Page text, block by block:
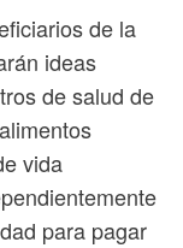
de la
ideas
de salud de
vida
para pagar